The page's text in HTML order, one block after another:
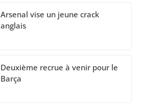
Arsenal vise un jeune crack
anglais
Deuxième recrue à venir pour le
Barça